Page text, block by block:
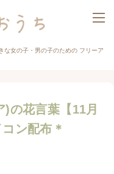
な女の子・男の子のための フリーア
の花言葉【11月
ン配布＊